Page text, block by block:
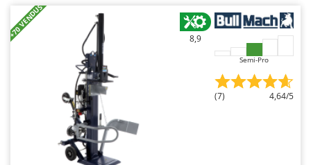
+70 VENDUS 8,9
Semi-Pro
(7) 4,64/5